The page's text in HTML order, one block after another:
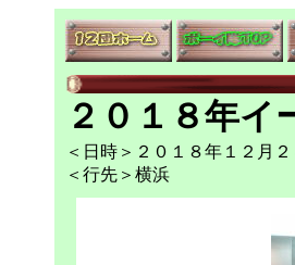
２０１８年イ
＜日時＞２０１８年１２月２
＜行先＞横浜